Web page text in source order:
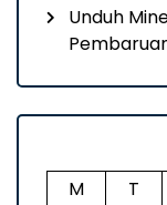
Unduh
M
T